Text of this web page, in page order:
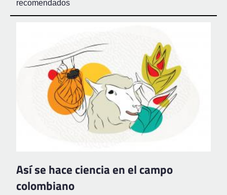
recomendados
Así se hace ciencia en el campo
colombiano